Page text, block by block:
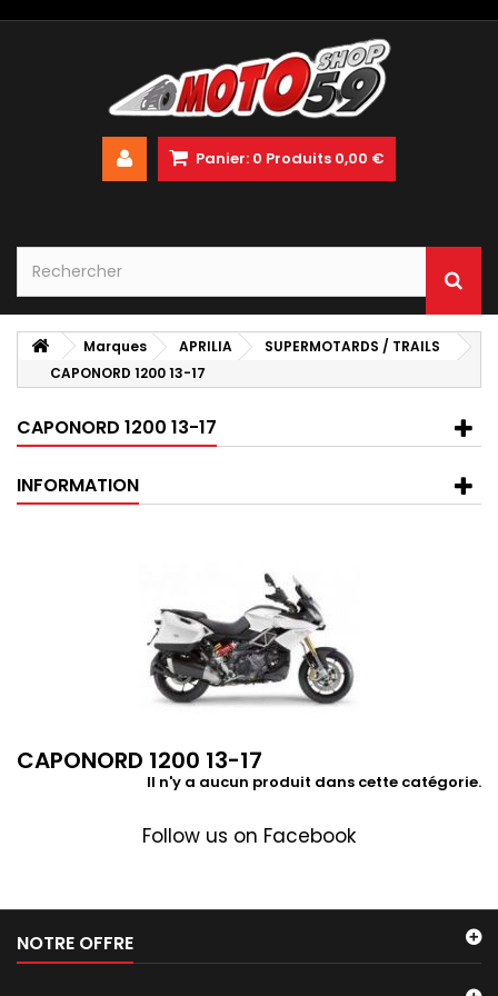
Panier: 0 Produits 0,00 €
Marques APRILIA
SUPERMOTARDS / TRAILS
CAPONORD 1200 13-17
CAPONORD 1200 13-17
INFORMATION
CAPONORD 1200 13-17
Il n'y a aucun produit dans cette catégorie.
Follow us on Facebook
NOTRE OFFRE